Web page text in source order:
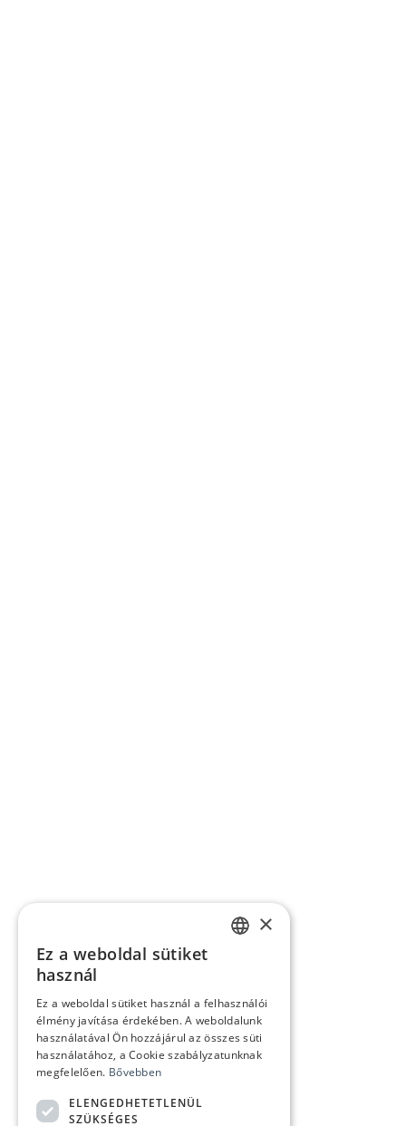
×
Ez a weboldal sütiket
használ
Ez a weboldal sütiket használ a felhasználói
élmény javítása érdekében. A weboldalunk
használatával Ön hozzájárul az összes süti
használatához, a Cookie szabályzatunknak
megfelelően. Bővebben
ELENGEDHETETLENÜL
SZÜKSÉGES